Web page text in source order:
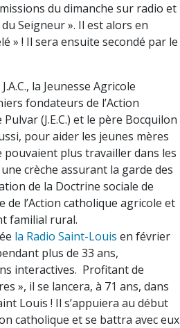
du dimanche sur radio et
Seigneur ». Il est alors en
» ! Il sera ensuite secondé par le
J.A.C., la Jeunesse Agricole
fondateurs de l’Action
(J.E.C.) et le père Bocquilon
pour aider les jeunes mères
plus travailler dans les
crèche assurant la garde des
de la Doctrine sociale de
de l’Action catholique agricole et
familial rural.
la Radio Saint-Louis en février
plus de 33 ans,
interactives. Profitant de
», il se lancera, à 71 ans, dans
Louis ! Il s’appuiera au début
catholique et se battra avec eux